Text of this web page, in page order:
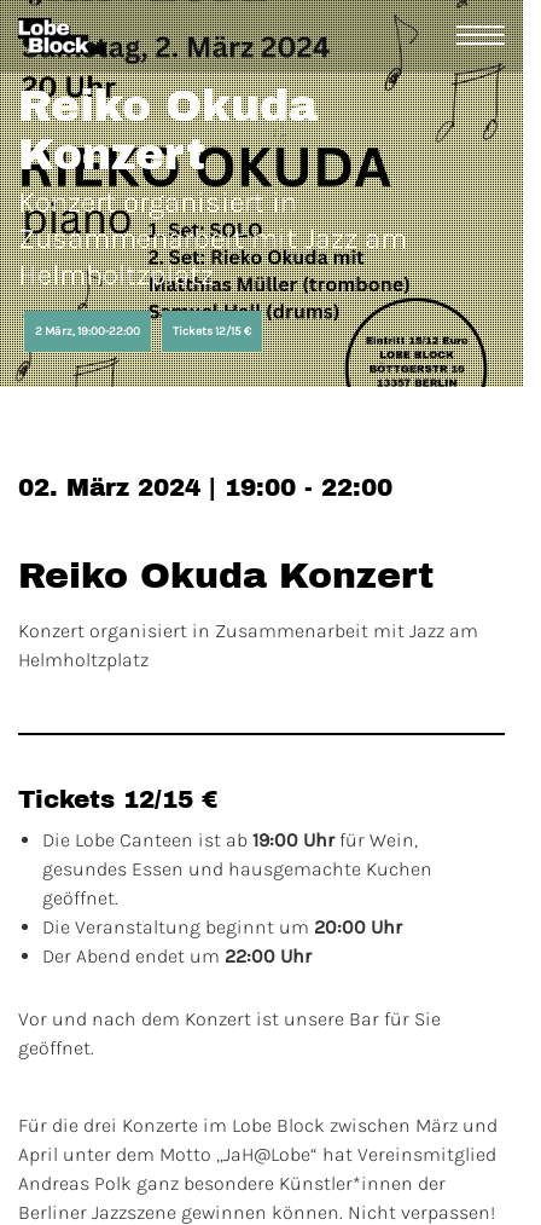
Reiko Okuda
Konzert
Konzert organisiert in
Zusammenarbeit mit Jazz am
Helmholtzplatz
2 März, 19:00-22:00 Tickets 12/15 €
02. März 2024 | 19:00 - 22:00
Reiko Okuda Konzert
Konzert organisiert in Zusammenarbeit mit Jazz am
Helmholtzplatz
Tickets 12/15 €
Die Lobe Canteen ist ab 19:00 Uhrfür Wein,
gesundes Essen und hausgemachte Kuchen
geöffnet.
Die Veranstaltung beginnt um 20:00 Uhr
Der Abend endet um 22:00 Uhr
Vor und nach dem Konzert ist unsere Bar für Sie
geöffnet.
Für die drei Konzerte im Lobe Block zwischen März und
April unter dem Motto „JaH@Lobe“ hat Vereinsmitglied
Andreas Polk ganz besondere Künstler*innen der
Berliner Jazzszene gewinnen können. Nicht verpassen!